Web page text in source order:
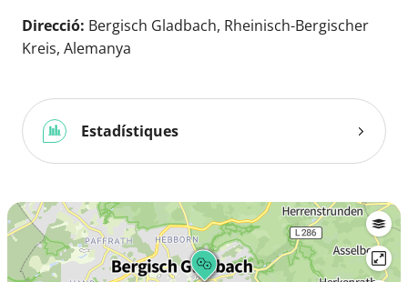
Direcció: Bergisch Gladbach, Rheinisch-Bergischer
Kreis, Alemanya
Estadístiques